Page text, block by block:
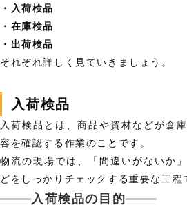
・入荷検品
・在庫検品
・出荷検品
それぞれ詳しく見ていきましょう。
入荷検品
入荷検品とは、商品や資材などが倉
容を確認する作業のことです。
物流の現場では、「間違いがないか
どをしっかりチェックする重要な工程
入荷検品の目的